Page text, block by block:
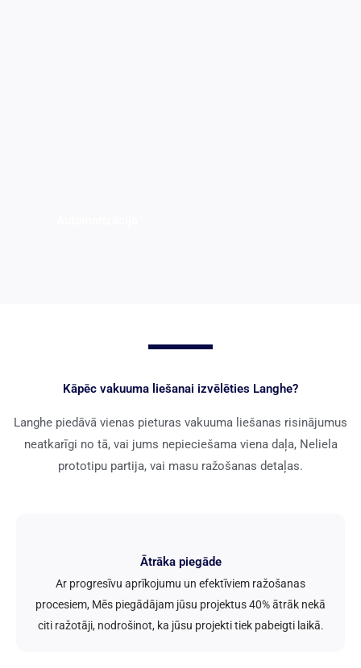
Kāpēc vakuuma liešanai izvēlēties Langhe?
Langhe piedāvā vienas pieturas vakuuma liešanas risinājumus
neatkarīgi no tā, vai jums nepieciešama viena daļa, Neliela
prototipu partija, vai masu ražošanas detaļas.
Ātrāka piegāde
Ar progresīvu aprīkojumu un efektīviem ražošanas
procesiem, Mēs piegādājam jūsu projektus 40% ātrāk nekā
citi ražotāji, nodrošinot, ka jūsu projekti tiek pabeigti laikā.